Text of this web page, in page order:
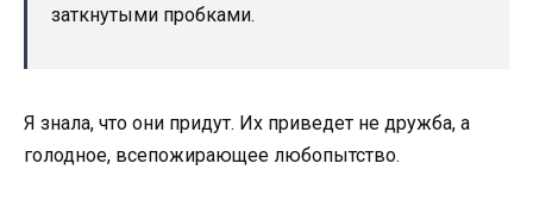
заткнутыми пробками.
Я знала, что они придут. Их приведет не дружба, а
голодное, всепожирающее любопытство.